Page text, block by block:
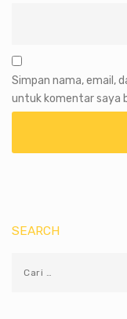
Simpan nama, email,
untuk komentar saya
SEARCH